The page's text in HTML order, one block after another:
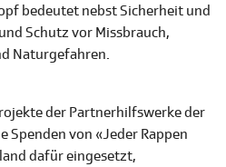
bedeutet nebst Sicherheit und
Schutz vor Missbrauch,
Naturgefahren.
der Partnerhilfswerke der
von «Jeder Rappen
dafür eingesetzt,